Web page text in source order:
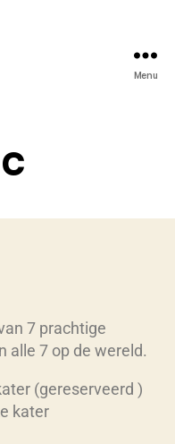
Menu
7 prachtige
alle 7 op de wereld.
(gereserveerd )
kater